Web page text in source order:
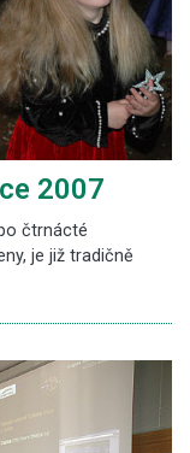
2007
čtrnácté
je již tradičně